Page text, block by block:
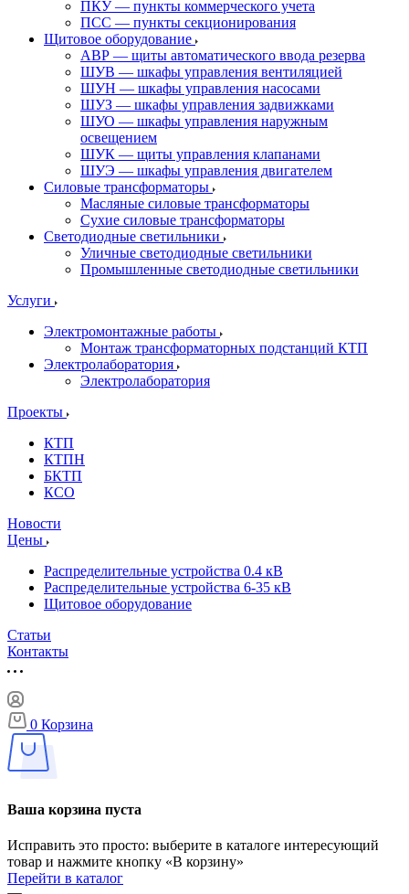
ПКУ — пункты коммерческого учета
ПСС — пункты секционирования
Щитовое оборудование
АВР — щиты автоматического ввода резерва
ШУВ — шкафы управления вентиляцией
ШУН — шкафы управления насосами
ШУЗ — шкафы управления задвижками
ШУО — шкафы управления наружным
освещением
ШУК — щиты управления клапанами
ШУЭ — шкафы управления двигателем
Силовые трансформаторы
Масляные силовые трансформаторы
Сухие силовые трансформаторы
Светодиодные светильники
Уличные светодиодные светильники
Промышленные светодиодные светильники
Услуги
Электромонтажные работы
Монтаж трансформаторных подстанций КТП
Электролаборатория
Электролаборатория
Проекты
КТП
КТПН
БКТП
КСО
Новости
Цены
Распределительные устройства 0.4 кВ
Распределительные устройства 6-35 кВ
Щитовое оборудование
Статьи
Контакты
0 Корзина
Ваша корзина пуста
Исправить это просто: выберите в каталоге интересующий
товар и нажмите кнопку «В корзину»
Перейти в каталог